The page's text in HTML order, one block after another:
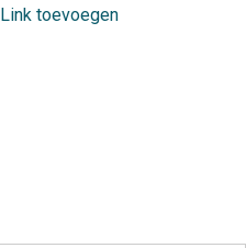
Link toevoegen